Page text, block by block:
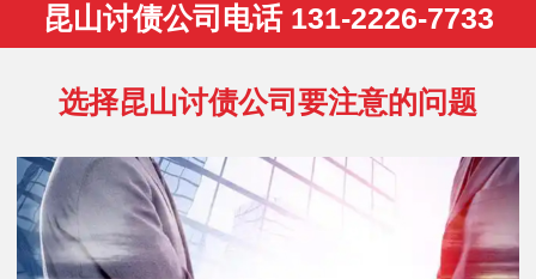
昆山讨债公司电话 131-2226-7733
选择昆山讨债公司要注意的问题